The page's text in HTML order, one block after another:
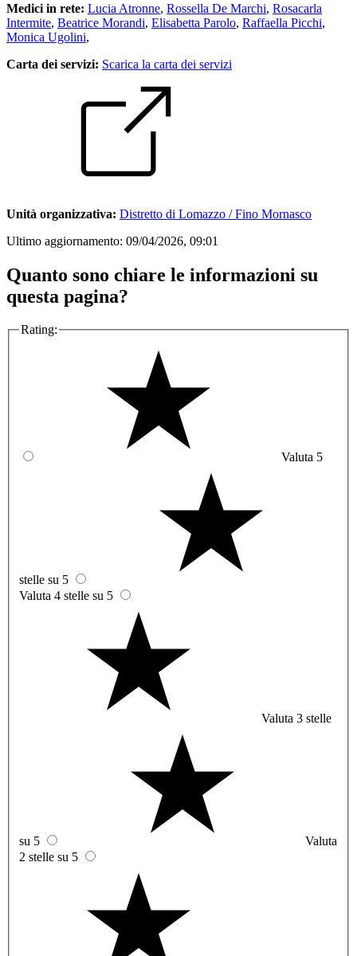
Medici in rete: Lucia Atronne, Rossella De Marchi, Rosacarla
Intermite, Beatrice Morandi, Elisabetta Parolo, Raffaella Picchi,
Monica Ugolini,
Carta dei servizi: Scarica la carta dei servizi
Unità organizzativa: Distretto di Lomazzo / Fino Mornasco
Ultimo aggiornamento: 09/04/2026, 09:01
Quanto sono chiare le informazioni su
questa pagina?
Rating:
Valuta 5
stelle su 5
Valuta 4 stelle su 5
Valuta 3 stelle
su 5
Valuta
2 stelle su 5